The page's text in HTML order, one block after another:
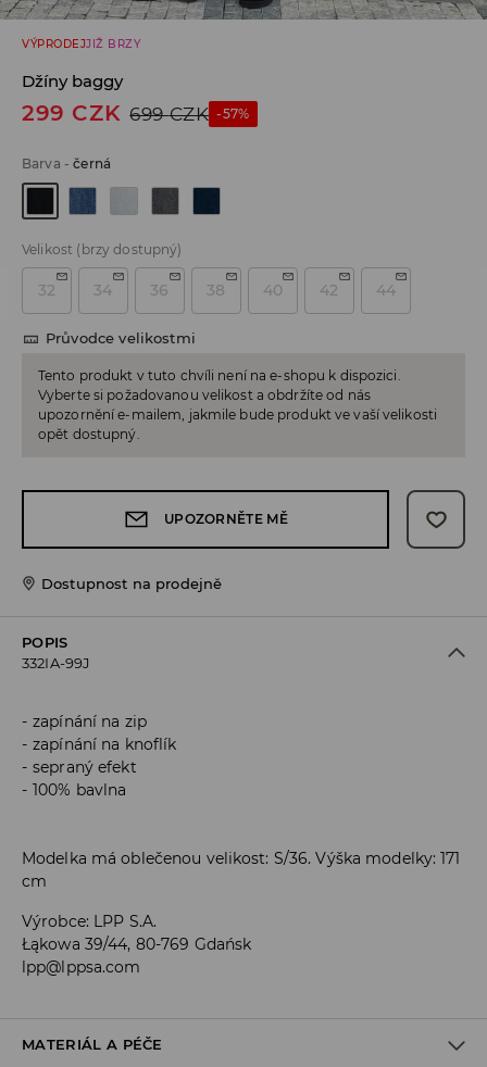
VÝPRODEJJIŽ BRZY
Džíny baggy
299 CZK 699 CZK -57%
Barva -černá
Velikost (brzy dostupný)
32 34 36 38 40 42 44
Průvodce velikostmi
Tento produkt v tuto chvíli není na e-shopu k dispozici.
Vyberte si požadovanou velikost a obdržíte od nás
upozornění e-mailem, jakmile bude produkt ve vaší velikosti
opět dostupný.
UPOZORNĚTE MĚ
Dostupnost na prodejně
POPIS
332IA-99J
zapínání na zip
zapínání na knoflík
sepraný efekt
100% bavlna
Modelka má oblečenou velikost: S/36. Výška modelky: 171
cm
Výrobce: LPP S.A.
Łąkowa 39/44, 80-769 Gdańsk
lpp@lppsa.com
MATERIÁL A PÉČE